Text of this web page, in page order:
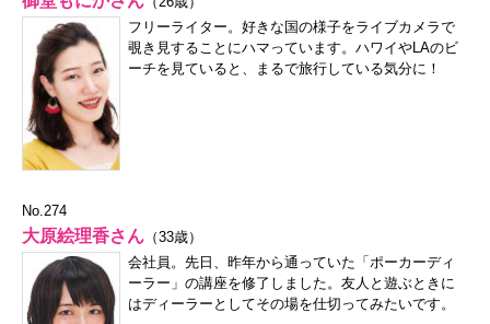
フリーライター。好きな国の様子をライブカメラで
覗き見することにハマっています。ハワイやLAのビ
ーチを見ていると、まるで旅行している気分に！
No.274
大原絵理香さん （33歳）
会社員。先日、昨年から通っていた「ポーカーディ
ーラー」の講座を修了しました。友人と遊ぶときに
はディーラーとしてその場を仕切ってみたいです。